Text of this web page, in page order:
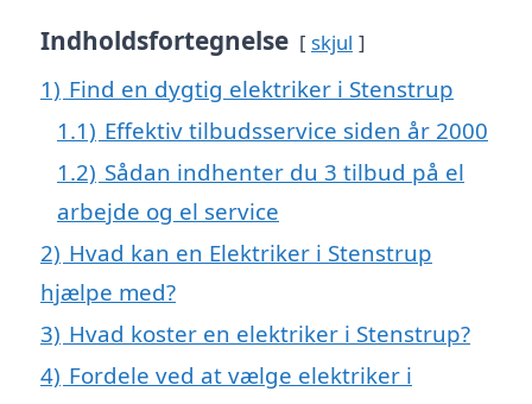
Indholdsfortegnelse skjul
1) Find en dygtig elektriker i Stenstrup
1.1) Effektiv tilbudsservice siden år 2000
1.2) Sådan indhenter du 3 tilbud på el
arbejde og el service
2) Hvad kan en Elektriker i Stenstrup
hjælpe med?
3) Hvad koster en elektriker i Stenstrup?
4) Fordele ved at vælge elektriker i